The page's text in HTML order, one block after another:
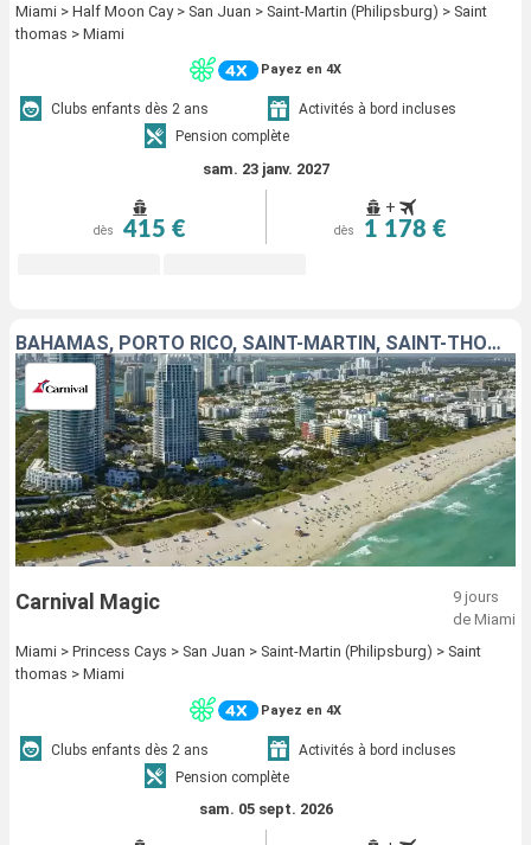
Miami > Half Moon Cay > San Juan > Saint-Martin (Philipsburg) > Saint
thomas > Miami
Payez en 4X
Clubs enfants dès 2 ans
Activités à bord incluses
Pension complète
sam. 23 janv. 2027
dès 415 €
+
dès 1 178 €
BAHAMAS, PORTO RICO, SAINT-MARTIN, SAINT-THOMAS, ÉTATS-UNIS
Carnival Magic
9 jours
de Miami
Miami > Princess Cays > San Juan > Saint-Martin (Philipsburg) > Saint
thomas > Miami
Payez en 4X
Clubs enfants dès 2 ans
Activités à bord incluses
Pension complète
sam. 05 sept. 2026